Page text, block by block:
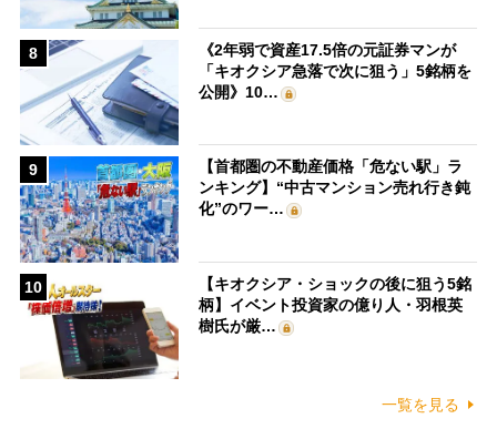
8
《2年弱で資産17.5倍の元証券マンが
「キオクシア急落で次に狙う」5銘柄を
公開》10…
9
【首都圏の不動産価格「危ない駅」ラ
ンキング】“中古マンション売れ行き鈍
化”のワー…
10
【キオクシア・ショックの後に狙う5銘
柄】イベント投資家の億り人・羽根英
樹氏が厳…
一覧を見る